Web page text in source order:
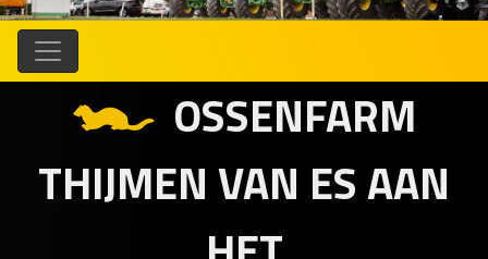
OSSENFARM
THIJMEN VAN ES AAN